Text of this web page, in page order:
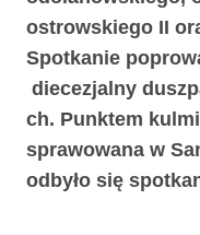
ostrowskiego II
Spotkanie
diecezjalny
ch. Punktem
sprawowana w
odbyło się